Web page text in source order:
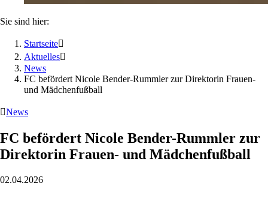
Sie sind hier:
Startseite
Aktuelles
News
FC befördert Nicole Bender-Rummler zur Direktorin Frauen-
und Mädchenfußball
News
FC befördert Nicole Bender-Rummler zur
Direktorin Frauen- und Mädchenfußball
02.04.2026